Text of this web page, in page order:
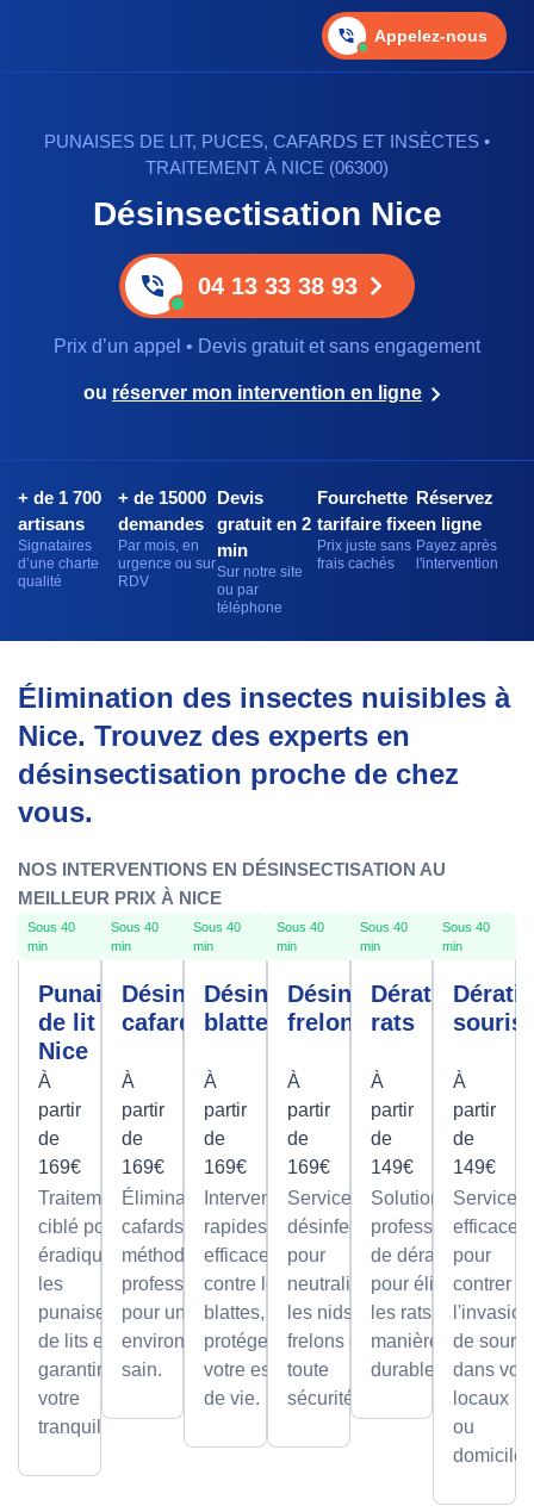
Appelez-nous
PUNAISES DE LIT, PUCES, CAFARDS ET INSÈCTES •
TRAITEMENT À NICE (06300)
Désinsectisation Nice
04 13 33 38 93
Prix d’un appel • Devis gratuit et sans engagement
ou réserver mon intervention en ligne
+ de 1 700
artisans
Signataires
d’une charte
qualité
+ de 15000
demandes
Par mois, en
urgence ou sur
RDV
Devis
gratuit en 2
min
Sur notre site
ou par
téléphone
Fourchette
tarifaire fixe
Prix juste sans
frais cachés
Réservez
en ligne
Payez après
l'intervention
Élimination des insectes nuisibles à
Nice. Trouvez des experts en
désinsectisation proche de chez
vous.
NOS INTERVENTIONS EN DÉSINSECTISATION AU
MEILLEUR PRIX À NICE
Sous 40
min
Punaises
de lit
Nice
À
partir
de
169€
Traitement
ciblé pour
éradiquer
les
punaises
de lits et
garantir
votre
tranquillité.
Sous 40
min
Désinfection
cafards
À
partir
de
169€
Élimination des
cafards avec des
méthodes
professionnelles,
pour un
environnement
sain.
Sous 40
min
Désinfection
blattes
À
partir
de
169€
Interventions
rapides et
efficaces
contre les
blattes, pour
protéger
votre espace
de vie.
Sous 40
min
Désinfection
frelons
À
partir
de
169€
Services de
désinfection
pour
neutraliser
les nids de
frelons en
toute
sécurité.
Sous 40
min
Dératisation
rats
À
partir
de
149€
Solutions
professionnelles
de dératisation
pour éliminer
les rats de
manière sûre et
durable.
Sous 40
min
souris
À
partir
de
149€
Services
efficaces
pour
contrer
l'invasion
de souris
dans vos
locaux
ou
domicile.